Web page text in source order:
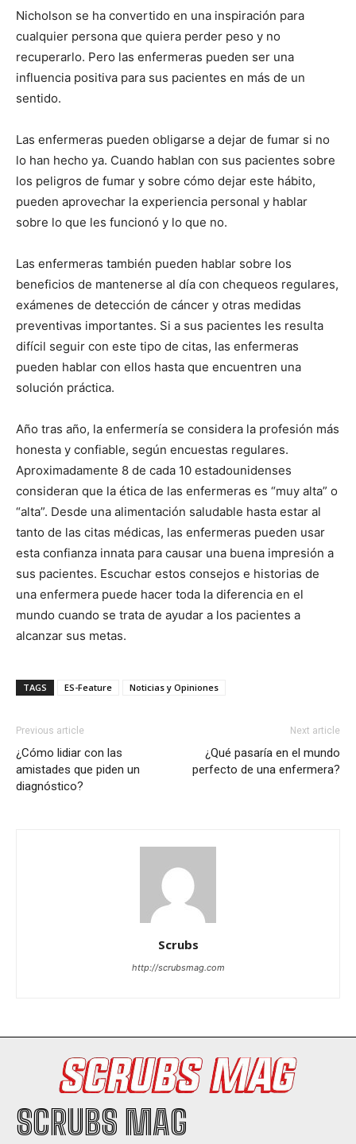
Nicholson se ha convertido en una inspiración para
cualquier persona que quiera perder peso y no
recuperarlo. Pero las enfermeras pueden ser una
influencia positiva para sus pacientes en más de un
sentido.
Las enfermeras pueden obligarse a dejar de fumar si no
lo han hecho ya. Cuando hablan con sus pacientes sobre
los peligros de fumar y sobre cómo dejar este hábito,
pueden aprovechar la experiencia personal y hablar
sobre lo que les funcionó y lo que no.
Las enfermeras también pueden hablar sobre los
beneficios de mantenerse al día con chequeos regulares,
exámenes de detección de cáncer y otras medidas
preventivas importantes. Si a sus pacientes les resulta
difícil seguir con este tipo de citas, las enfermeras
pueden hablar con ellos hasta que encuentren una
solución práctica.
Año tras año, la enfermería se considera la profesión más
honesta y confiable, según encuestas regulares.
Aproximadamente 8 de cada 10 estadounidenses
consideran que la ética de las enfermeras es “muy alta” o
“alta”. Desde una alimentación saludable hasta estar al
tanto de las citas médicas, las enfermeras pueden usar
esta confianza innata para causar una buena impresión a
sus pacientes. Escuchar estos consejos e historias de
una enfermera puede hacer toda la diferencia en el
mundo cuando se trata de ayudar a los pacientes a
alcanzar sus metas.
TAGS ES-Feature Noticias y Opiniones
Previous article
¿Cómo lidiar con las
amistades que piden un
diagnóstico?
Next article
¿Qué pasaría en el mundo
perfecto de una enfermera?
Scrubs
http://scrubsmag.com
SCRUBS MAG